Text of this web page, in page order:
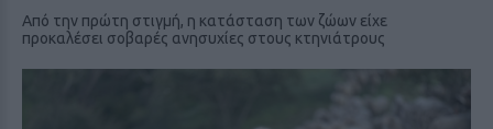
Από την πρώτη στιγμή, η κατάσταση των ζώων είχε
προκαλέσει σοβαρές ανησυχίες στους κτηνιάτρους